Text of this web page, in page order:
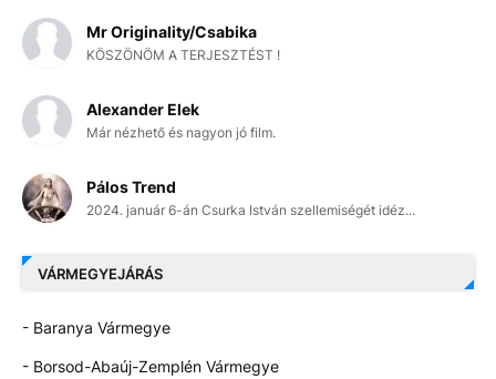
Mr Originality/Csabika
KÖSZÖNÖM A TERJESZTÉST !
Alexander Elek
Már nézhető és nagyon jó film.
Pálos Trend
2024. január 6-án Csurka István szellemiségét idéz...
VÁRMEGYEJÁRÁS
- Baranya Vármegye
- Borsod-Abaúj-Zemplén Vármegye